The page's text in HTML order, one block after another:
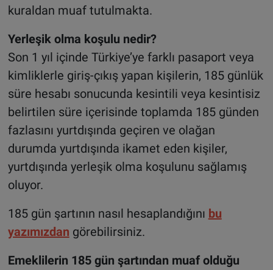
kuraldan muaf tutulmakta.
Yerleşik olma koşulu nedir?
Son 1 yıl içinde Türkiye’ye farklı pasaport veya
kimliklerle giriş-çıkış yapan kişilerin, 185 günlük
süre hesabı sonucunda kesintili veya kesintisiz
belirtilen süre içerisinde toplamda 185 günden
fazlasını yurtdışında geçiren ve olağan
durumda yurtdışında ikamet eden kişiler,
yurtdışında yerleşik olma koşulunu sağlamış
oluyor.
185 gün şartının nasıl hesaplandığını bu
yazımızdan görebilirsiniz.
Emeklilerin 185 gün şartından muaf olduğu